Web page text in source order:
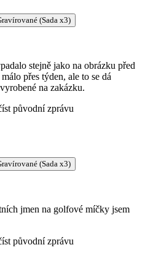
(Sada x3)
stejně jako na obrázku před
přes týden, ale to se dá
na zakázku.
původní zprávu
(Sada x3)
jmen na golfové míčky jsem
původní zprávu